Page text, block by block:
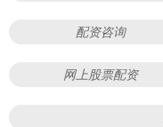
配资咨询
网上股票配资